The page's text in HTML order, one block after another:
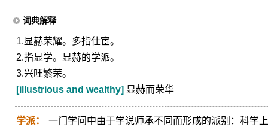
词典解释
1.显赫荣耀。多指仕宦。
2.指显学。显赫的学派。
3.兴旺繁荣。
[illustrious and wealthy] 显赫而荣华
学派： 一门学问中由于学说师承不同而形成的派别：科学